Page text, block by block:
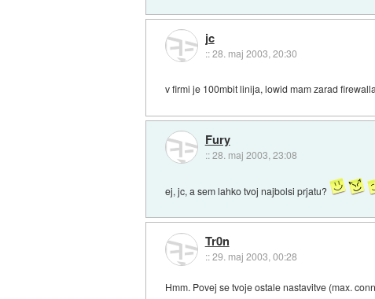
jc
::28. maj 2003, 20:30
v firmi je 100mbit linija, lowid mam zarad
Fury
::28. maj 2003, 23:08
ej, jc, a sem lahko tvoj najbolsi prjatu?
Tr0n
::29. maj 2003, 00:28
Hmm. Povej se tvoje ostale nastavitve (max.